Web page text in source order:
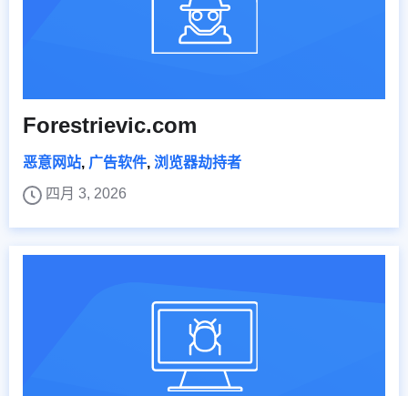
Forestrievic.com
恶意网站, 广告软件, 浏览器劫持者
四月 3, 2026